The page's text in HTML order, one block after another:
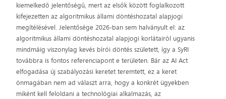
kiemelkedő jelentőségű, mert az elsők között foglalkozott
kifejezetten az algoritmikus állami döntéshozatal alapjogi
megítélésével. Jelentősége 2026-ban sem halványult el: az
algoritmikus állami döntéshozatal alapjogi korlátairól ugyanis
mindmáig viszonylag kevés bírói döntés született, így a SyRI
továbbra is fontos referenciapont e területen. Bár az AI Act
elfogadása új szabályozási keretet teremtett, ez a keret
önmagában nem ad választ arra, hogy a konkrét ügyekben
miként kell feloldani a technológiai alkalmazás, az